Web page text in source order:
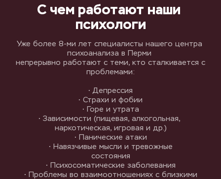
С чем работают наши
психологи
Уже более 8-ми лет специалисты нашего центра
психоанализа в Перми
непрерывно работают с теми, кто сталкивается с
проблемами:
• Депрессия
• Страхи и фобии
• Горе и утрата
• Зависимости (пищевая, алкогольная,
наркотическая, игровая и др.)
• Панические атаки
• Навязчивые мысли и тревожные
состояния
• Психосоматические заболевания
• Проблемы во взаимоотношениях с близкими